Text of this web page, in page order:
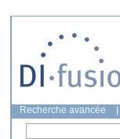
Recherche avancée